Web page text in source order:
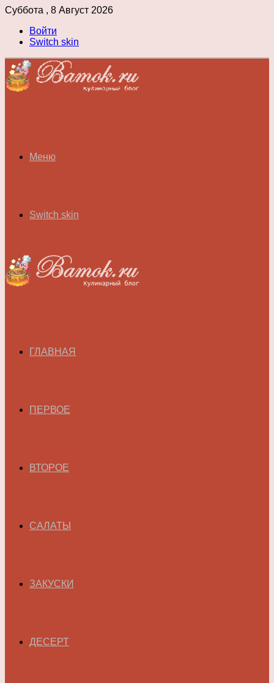
Суббота , 8 Август 2026
Войти
Switch skin
Меню
Switch skin
ГЛАВНАЯ
ПЕРВОЕ
ВТОРОЕ
САЛАТЫ
ЗАКУСКИ
ДЕСЕРТ